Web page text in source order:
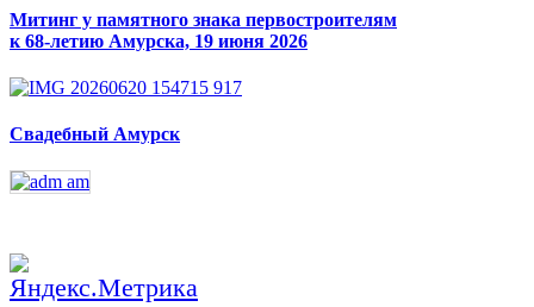
Митинг у памятного знака первостроителям
к 68-летию Амурска, 19 июня 2026
Свадебный Амурск